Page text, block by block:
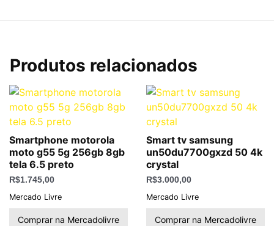
Produtos relacionados
Smartphone motorola
moto g55 5g 256gb 8gb
tela 6.5 preto
R$1.745,00
Mercado Livre
Comprar na Mercadolivre
Smart tv samsung
un50du7700gxzd 50 4k
crystal
R$3.000,00
Mercado Livre
Comprar na Mercadolivre